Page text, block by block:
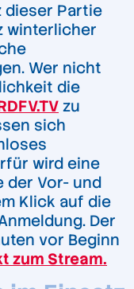
dieser Partie
winterlicher
Wer nicht
die
zu
sich
wird eine
der Vor- und
Klick auf die
Der
vor Beginn
zum Stream.